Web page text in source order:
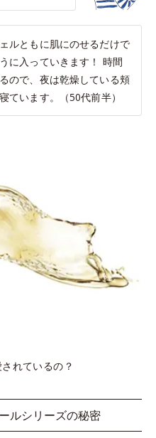
ルともに肌にのせるだけで
に入っていきます！ 時間
ので、夜は乾燥している頬
ています。（50代前半）
れているの？
ルシリーズの秘密